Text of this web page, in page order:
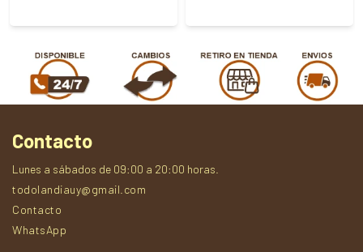
Contacto
Lunes a sábados de 09:00 a 20:00 horas.
todolandiauy@gmail.com
Contacto
WhatsApp